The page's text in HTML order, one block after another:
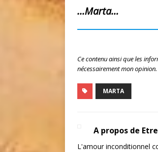
…Marta…
Ce contenu ainsi que les
nécessairement mon opinion.
MARTA
A propos de
L'amour inconditionnel